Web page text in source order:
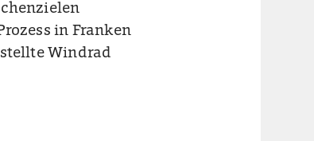
in Franken
Windrad